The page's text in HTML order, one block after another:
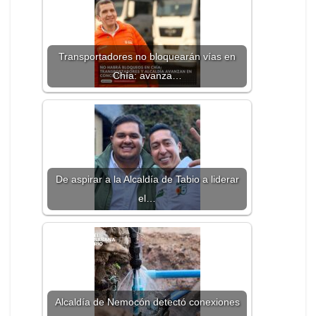
Transportadores no bloquearán vías en
Chía: avanza…
De aspirar a la Alcaldía de Tabio a liderar
el…
Alcaldía de Nemocón detectó conexiones